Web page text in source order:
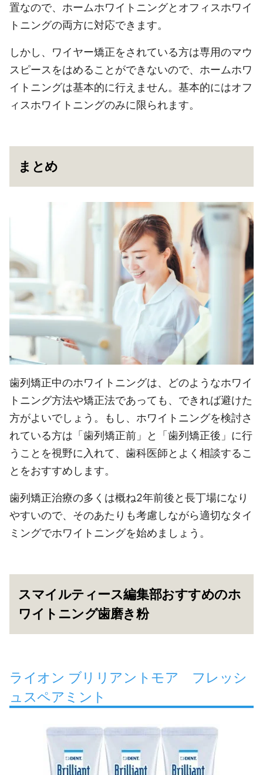
置なので、ホームホワイトニングとオフィスホワイ
トニングの両方に対応できます。
しかし、ワイヤー矯正をされている方は専用のマウ
スピースをはめることができないので、ホームホワ
イトニングは基本的に行えません。基本的にはオフ
ィスホワイトニングのみに限られます。
まとめ
歯列矯正中のホワイトニングは、どのようなホワイ
トニング方法や矯正法であっても、できれば避けた
方がよいでしょう。もし、ホワイトニングを検討さ
れている方は「歯列矯正前」と「歯列矯正後」に行
うことを視野に入れて、歯科医師とよく相談するこ
とをおすすめします。
歯列矯正治療の多くは概ね2年前後と長丁場になり
やすいので、そのあたりも考慮しながら適切なタイ
ミングでホワイトニングを始めましょう。
スマイルティース編集部おすすめのホ
ワイトニング歯磨き粉
ライオン ブリリアントモア フレッシ
ュスペアミント